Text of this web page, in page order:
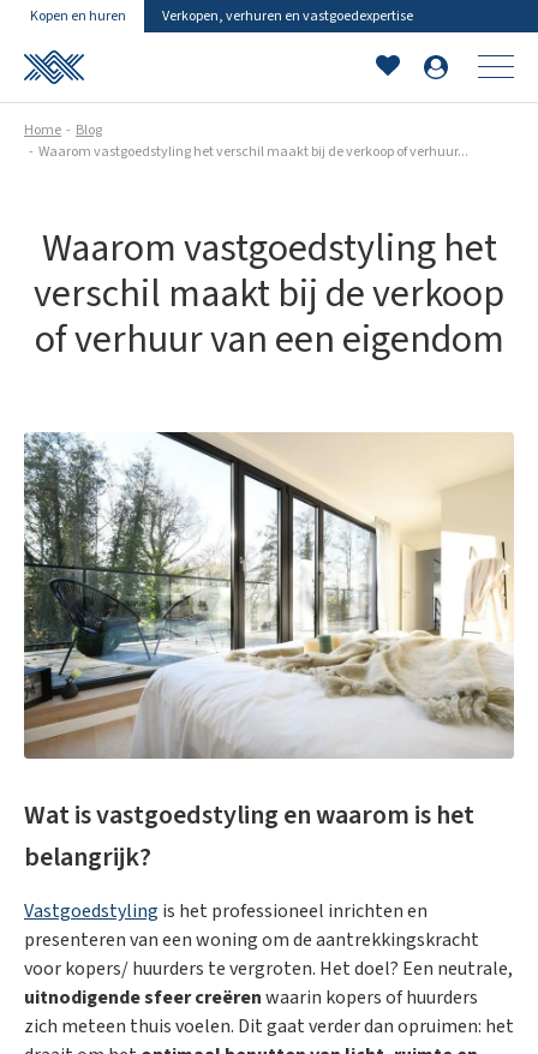
Kopen en huren Verkopen, verhuren en vastgoedexpertise
Home
Blog
Waarom vastgoedstyling het verschil maakt bij de verkoop of verhuur...
Waarom vastgoedstyling het
verschil maakt bij de verkoop
of verhuur van een eigendom
Wat is vastgoedstyling en waarom is het
belangrijk?
Vastgoedstyling is het professioneel inrichten en
presenteren van een woning om de aantrekkingskracht
voor kopers/ huurders te vergroten. Het doel? Een neutrale,
uitnodigende sfeer creërenwaarin kopers of huurders
zich meteen thuis voelen. Dit gaat verder dan opruimen: het